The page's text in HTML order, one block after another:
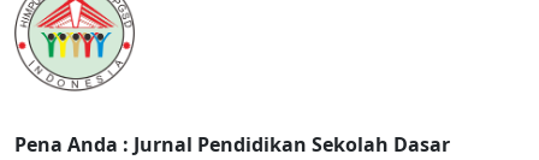
Pena Anda : Jurnal Pendidikan Sekolah Dasar